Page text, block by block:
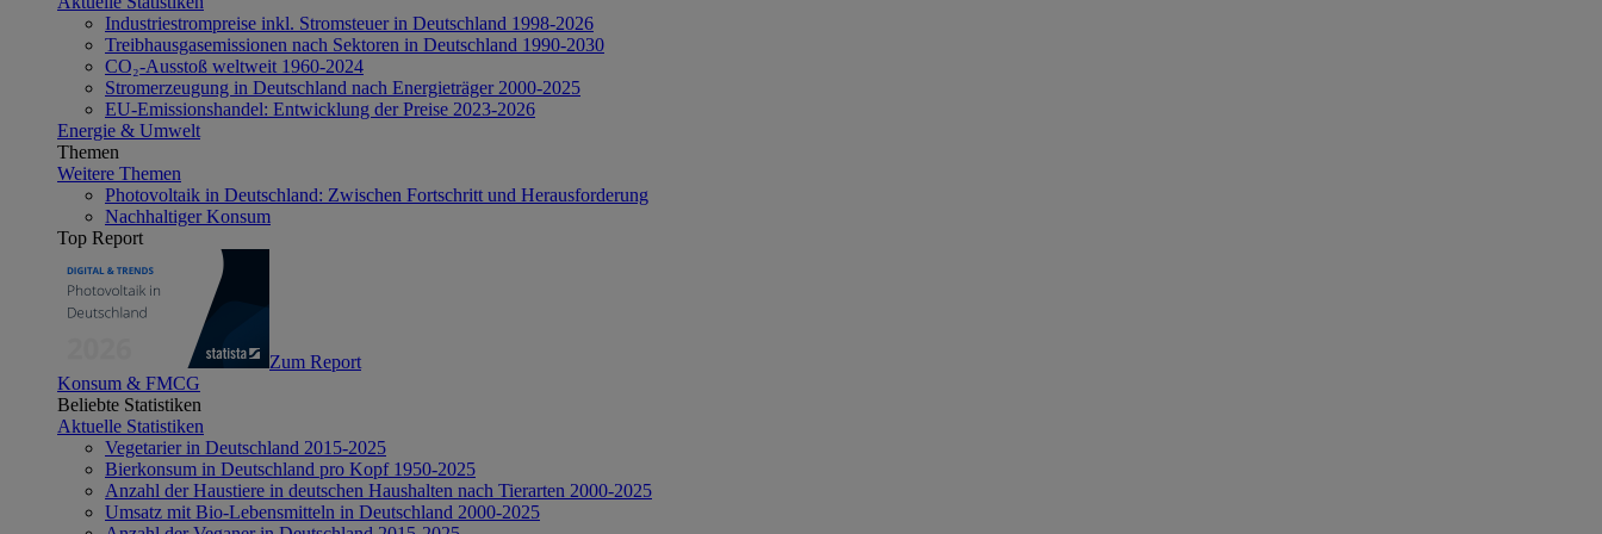
Industriestrompreise inkl. Stromsteuer in Deutschland 1998-2026
Treibhausgasemissionen nach Sektoren in Deutschland 1990-2030
CO₂-Ausstoß weltweit 1960-2024
Stromerzeugung in Deutschland nach Energieträger 2000-2025
EU-Emissionshandel: Entwicklung der Preise 2023-2026
Energie & Umwelt
Themen
Weitere Themen
Photovoltaik in Deutschland: Zwischen Fortschritt und Herausforderung
Nachhaltiger Konsum
Top Report
Zum Report
Konsum & FMCG
Beliebte Statistiken
Aktuelle Statistiken
Vegetarier in Deutschland 2015-2025
Bierkonsum in Deutschland pro Kopf 1950-2025
Anzahl der Haustiere in deutschen Haushalten nach Tierarten 2000-2025
Umsatz mit Bio-Lebensmitteln in Deutschland 2000-2025